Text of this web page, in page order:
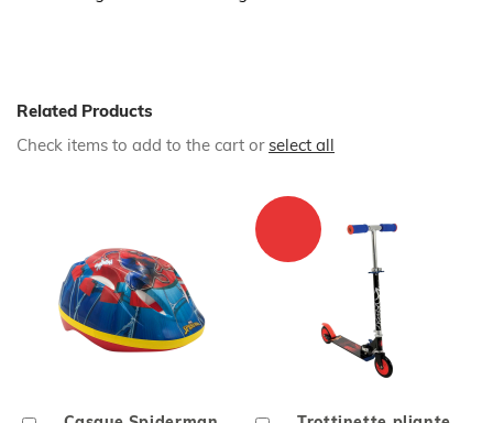
Related Products
Check items to add to the cart or select all